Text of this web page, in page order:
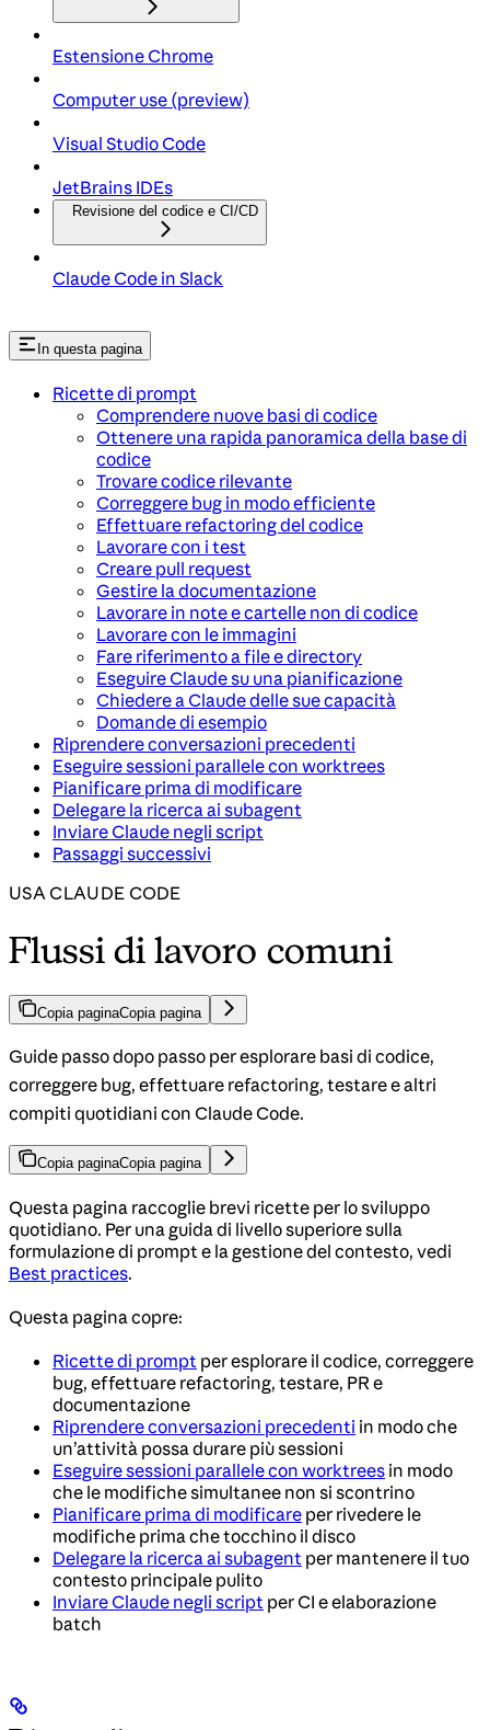
Estensione Chrome
Computer use (preview)
Visual Studio Code
JetBrains IDEs
Revisione del codice e CI/CD
Claude Code in Slack
In questa pagina
Ricette di prompt
Comprendere nuove basi di codice
Ottenere una rapida panoramica della base di
codice
Trovare codice rilevante
Correggere bug in modo efficiente
Effettuare refactoring del codice
Lavorare con i test
Creare pull request
Gestire la documentazione
Lavorare in note e cartelle non di codice
Lavorare con le immagini
Fare riferimento a file e directory
Eseguire Claude su una pianificazione
Chiedere a Claude delle sue capacità
Domande di esempio
Riprendere conversazioni precedenti
Eseguire sessioni parallele con worktrees
Pianificare prima di modificare
Delegare la ricerca ai subagent
Inviare Claude negli script
Passaggi successivi
USA CLAUDE CODE
Flussi di lavoro comuni
Copia paginaCopia pagina
Guide passo dopo passo per esplorare basi di codice,
correggere bug, effettuare refactoring, testare e altri
compiti quotidiani con Claude Code.
Copia paginaCopia pagina
Questa pagina raccoglie brevi ricette per lo sviluppo
quotidiano. Per una guida di livello superiore sulla
formulazione di prompt e la gestione del contesto, vedi
Best practices.
Questa pagina copre:
Ricette di prompt per esplorare il codice, correggere
bug, effettuare refactoring, testare, PR e
documentazione
Riprendere conversazioni precedenti in modo che
un’attività possa durare più sessioni
Eseguire sessioni parallele con worktrees in modo
che le modifiche simultanee non si scontrino
Pianificare prima di modificare per rivedere le
modifiche prima che tocchino il disco
Delegare la ricerca ai subagent per mantenere il tuo
contesto principale pulito
Inviare Claude negli script per CI e elaborazione
batch